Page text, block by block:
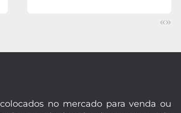
«»
no mercado para venda ou